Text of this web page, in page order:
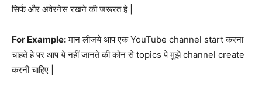
सिर्फ और अवेरनेस रखने की जरूरत हे |
For Example:मान लीजये आप एक YouTube channel start करना
चाहते हे पर आप ये नहीं जानते की कोन से topics पे मुझे channel create
करनी चाहिए |